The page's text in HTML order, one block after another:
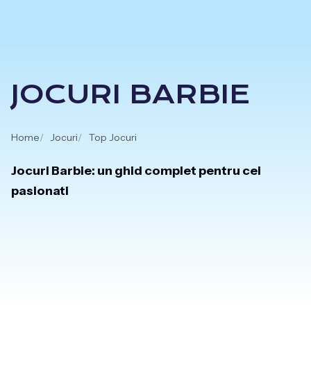
JOCURI BARBIE
Home Jocuri Top Jocuri
Jocuri Barbie: un ghid complet pentru cei
pasionati